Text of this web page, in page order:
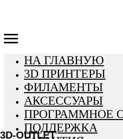
3D-OUTLET
НА ГЛАВНУЮ
3D ПРИНТЕРЫ
ФИЛАМЕНТЫ
АКСЕССУАРЫ
ПРОГРАММНОЕ
ПОДДЕРЖКА